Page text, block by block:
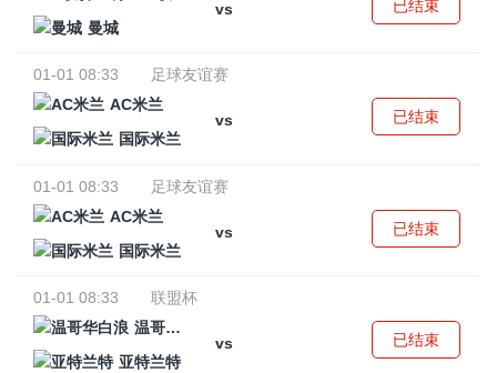
vs
曼城
已结束
01-01 08:33
足球友谊赛
AC米兰
vs
国际米兰
已结束
01-01 08:33
足球友谊赛
AC米兰
vs
国际米兰
已结束
01-01 08:33
联盟杯
温哥华白浪
vs
亚特兰特
已结束